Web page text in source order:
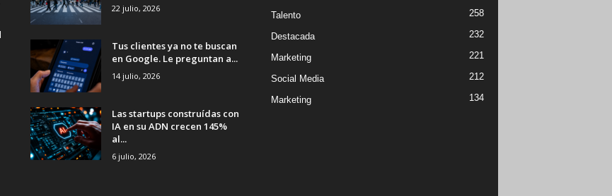
22 julio, 2026
Tus clientes ya no te buscan
en Google. Le preguntan a...
14 julio, 2026
Las startups construídas con
IA en su ADN crecen 145%
al...
6 julio, 2026
Talento 258
Destacada 232
Marketing 221
Social Media 212
Marketing 134